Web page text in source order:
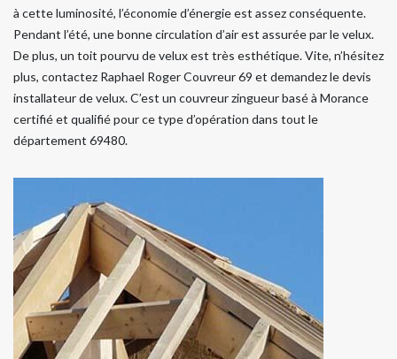
à cette luminosité, l’économie d’énergie est assez conséquente.
Pendant l’été, une bonne circulation d’air est assurée par le velux.
De plus, un toit pourvu de velux est très esthétique. Vite, n’hésitez
plus, contactez Raphael Roger Couvreur 69 et demandez le devis
installateur de velux. C’est un couvreur zingueur basé à Morance
certifié et qualifié pour ce type d’opération dans tout le
département 69480.